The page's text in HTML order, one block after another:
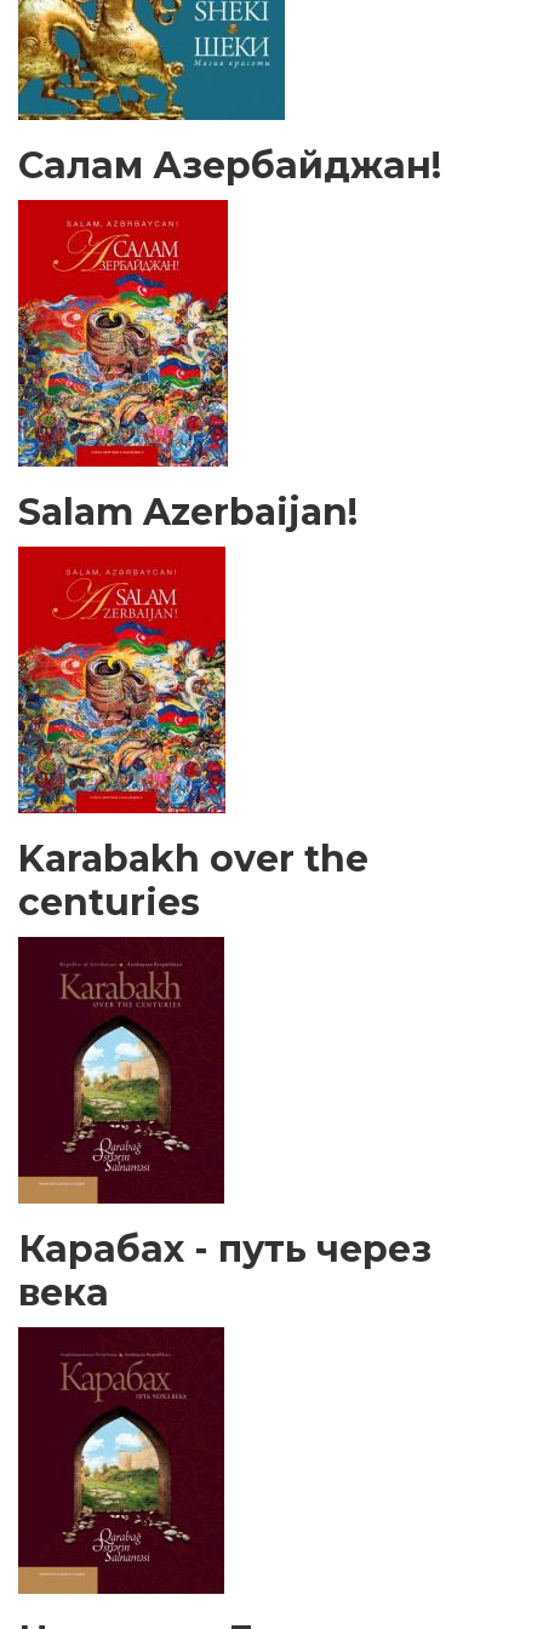
Салам Азербайджан!
Salam Azerbaijan!
Karabakh over the
centuries
Карабах - путь через
века